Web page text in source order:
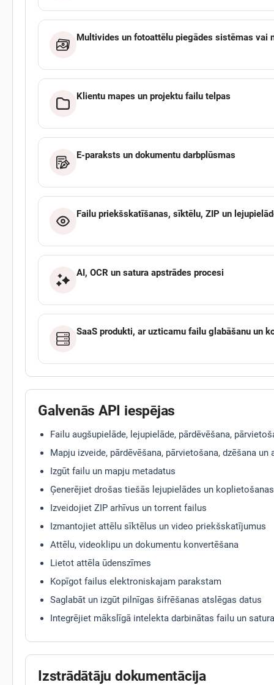
Multivides un fotoattēlu piegādes sistēmas vai
Klientu mapes un projektu failu telpas
E-paraksts un dokumentu darbplūsmas
Failu priekšskatīšanas, sīktēlu, ZIP un
AI, OCR un satura apstrādes procesi
SaaS produkti, ar uzticamu failu glabāšanu un
Galvenās API iespējas
Failu augšupielāde, lejupielāde, pārdēvēšana,
Mapju izveide, pārdēvēšana, pārvietošana, dzēšana un
Izgūt failu un mapju metadatus
Ģenerējiet drošas tiešās lejupielādes un
Izveidojiet ZIP arhīvus un torrent failus
Izmantojiet attēlu sīktēlus un video priekšskatījumus
Attēlu, videoklipu un dokumentu konvertēšana
Lietot attēla ūdenszīmes
Kopīgot failus elektroniskajam parakstam
Saglabāt un izgūt pilnīgas šifrēšanas atslēgas datus
Integrējiet mākslīgā intelekta darbinātas failu un
Izstrādātāju dokumentācija